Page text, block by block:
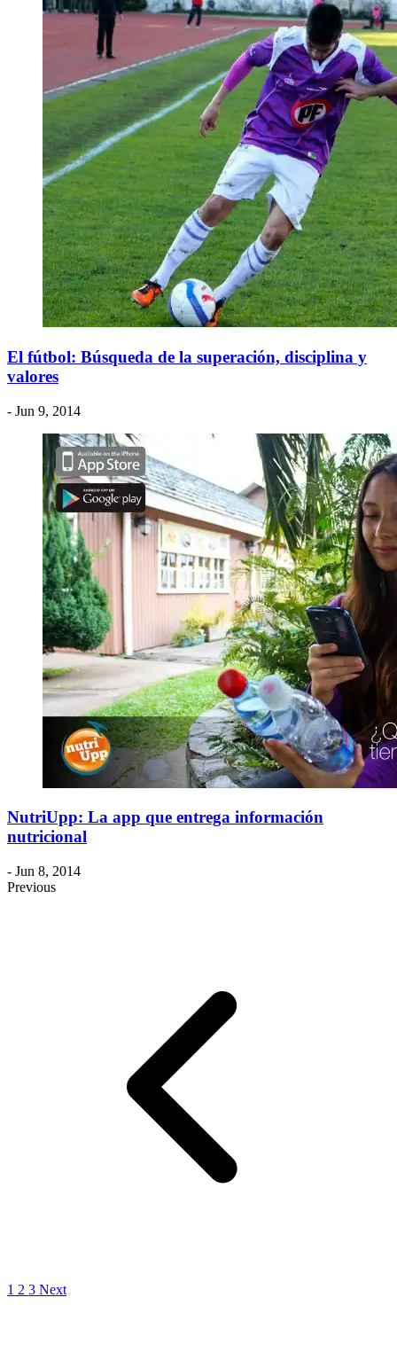
​El fútbol: Búsqueda de la superación, disciplina y
valores
- Jun 9, 2014
NutriUpp: La app que entrega información
nutricional
- Jun 8, 2014
Previous
1 2 3 Next